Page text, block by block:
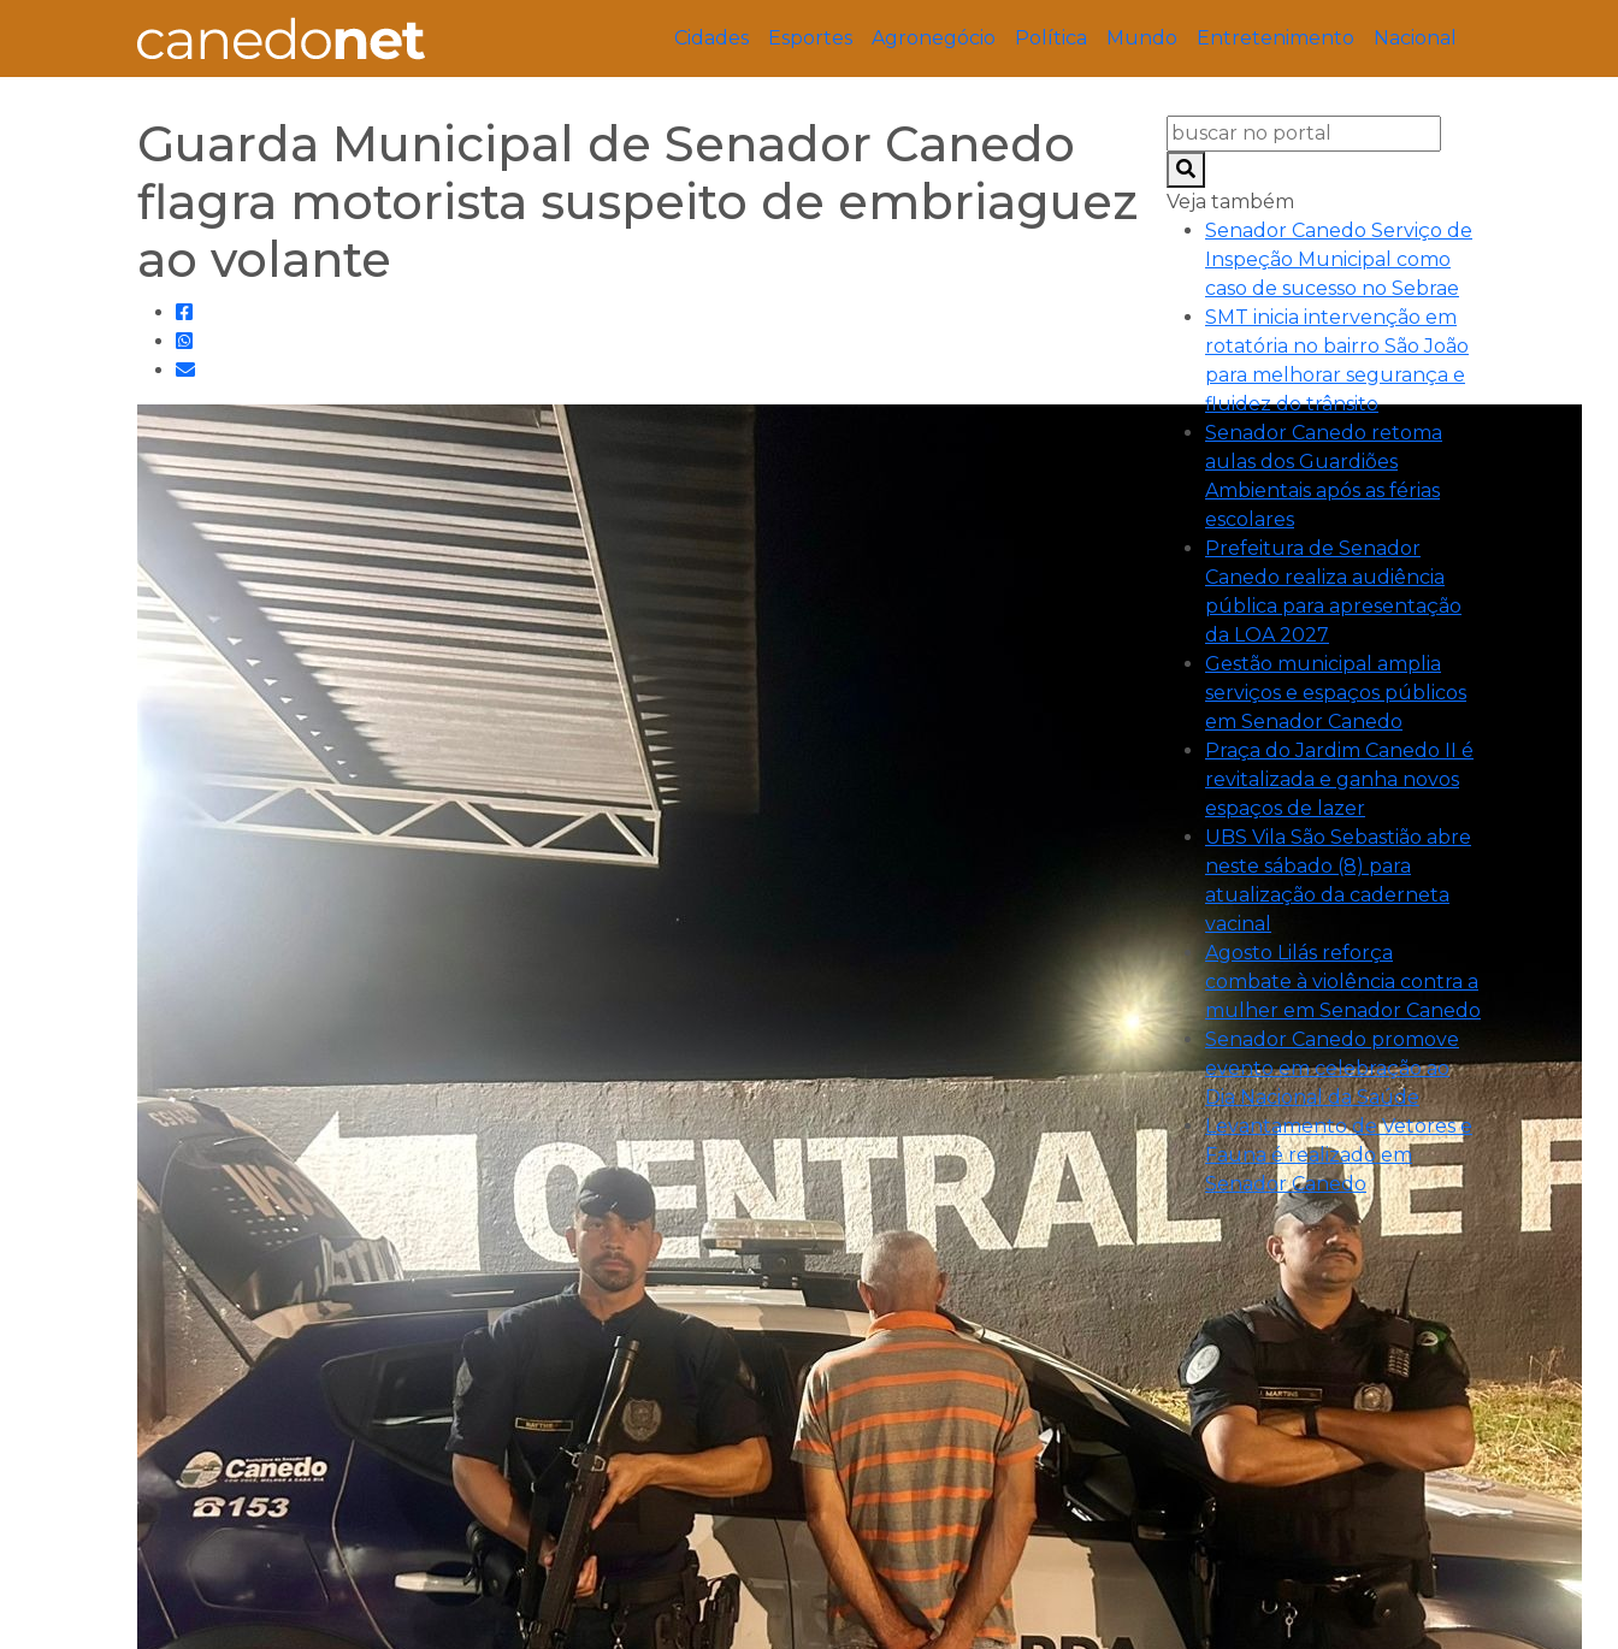
Cidades Esportes Agronegócio Política Mundo Entretenimento Nacional
Guarda Municipal de Senador Canedo
flagra motorista suspeito de embriaguez
ao volante
Veja também
Senador Canedo Serviço de
Inspeção Municipal como
caso de sucesso no Sebrae
SMT inicia intervenção em
rotatória no bairro São João
para melhorar segurança e
fluidez do trânsito
Senador Canedo retoma
aulas dos Guardiões
Ambientais após as férias
escolares
Prefeitura de Senador
Canedo realiza audiência
pública para apresentação
da LOA 2027
Gestão municipal amplia
serviços e espaços públicos
em Senador Canedo
Praça do Jardim Canedo II é
revitalizada e ganha novos
espaços de lazer
UBS Vila São Sebastião abre
neste sábado (8) para
atualização da caderneta
vacinal
Agosto Lilás reforça
combate à violência contra a
mulher em Senador Canedo
Senador Canedo promove
evento em celebração ao
Dia Nacional da Saúde
Levantamento de Vetores e
Fauna é realizado em
Senador Canedo